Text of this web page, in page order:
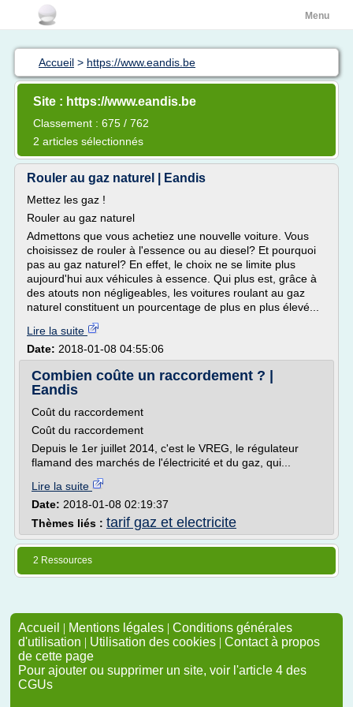
Menu
Accueil > https://www.eandis.be
Site : https://www.eandis.be
Classement : 675 / 762
2 articles sélectionnés
Rouler au gaz naturel | Eandis
Mettez les gaz !
Rouler au gaz naturel
Admettons que vous achetiez une nouvelle voiture. Vous
choisissez de rouler à l'essence ou au diesel? Et pourquoi
pas au gaz naturel? En effet, le choix ne se limite plus
aujourd'hui aux véhicules à essence. Qui plus est, grâce à
des atouts non négligeables, les voitures roulant au gaz
naturel constituent un pourcentage de plus en plus élevé...
Lire la suite
Date: 2018-01-08 04:55:06
Combien coûte un raccordement ? |
Eandis
Coût du raccordement
Coût du raccordement
Depuis le 1er juillet 2014, c'est le VREG, le régulateur
flamand des marchés de l'électricité et du gaz, qui...
Lire la suite
Date: 2018-01-08 02:19:37
Thèmes liés : tarif gaz et electricite
2 Ressources
Accueil | Mentions légales | Conditions générales
d'utilisation | Utilisation des cookies | Contact à propos
de cette page
Pour ajouter ou supprimer un site, voir l'article 4 des
CGUs